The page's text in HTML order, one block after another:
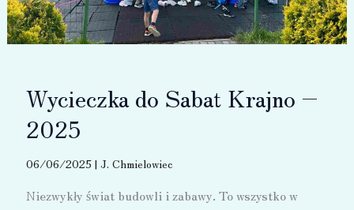
Wycieczka do Sabat Krajno –
2025
06/06/2025 | J. Chmielowiec
Niezwykły świat budowli i zabawy. To wszystko w